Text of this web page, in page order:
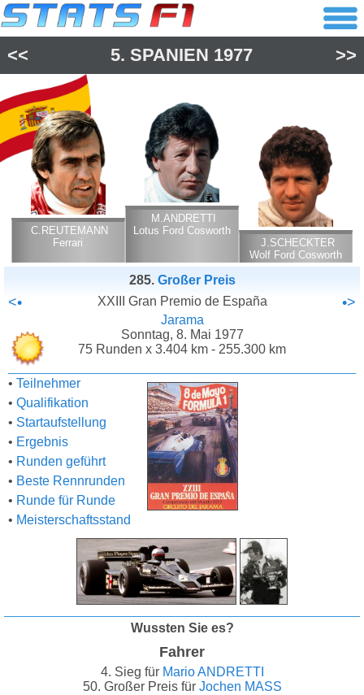
<< 5. SPANIEN 1977 >>
C.REUTEMANN
Ferrari
M.ANDRETTI
Lotus Ford Cosworth
J.SCHECKTER
Wolf Ford Cosworth
285. Großer Preis
<• XXIII Gran Premio de España •>
Jarama
Sonntag, 8. Mai 1977
75 Runden x 3.404 km - 255.300 km
• Teilnehmer
• Qualifikation
• Startaufstellung
• Ergebnis
• Runden geführt
• Beste Rennrunden
• Runde für Runde
• Meisterschaftsstand
Wussten Sie es?
Fahrer
4. Sieg für Mario ANDRETTI
50. Großer Preis für Jochen MASS